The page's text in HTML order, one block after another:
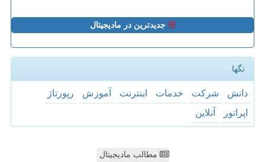
جدیدترین در مادیجیتال
تگها
دانش شركت خدمات اینترنت آموزش
رپورتاژ
اپراتور
آنلاین
مطالب مادیجیتال